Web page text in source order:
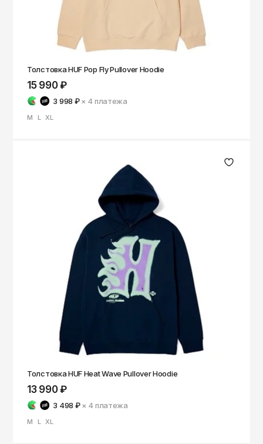
Толстовка HUF Pop Fly Pullover Hoodie
15 990 ₽
3 998 ₽ × 4платежа
M L XL
Толстовка HUF Heat Wave Pullover Hoodie
13 990 ₽
3 498 ₽ × 4платежа
M L XL